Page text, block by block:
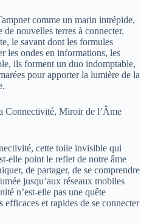
comme un marin intrépide,
nouvelles terres à connecter.
le savant dont les formules
les ondes en informations, les
ils forment un duo indomptable,
pour apporter la lumière de la
Connectivité, Miroir de l’Âme
cette toile invisible qui
elle point le reflet de notre âme
de partager, de se comprendre
jusqu’aux réseaux mobiles
n’est-elle pas une quête
et rapides de se connecter